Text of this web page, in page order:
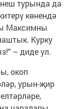
турында да
көнендә
Максимны
Курку
– диде ул.
окоп
урын-җир